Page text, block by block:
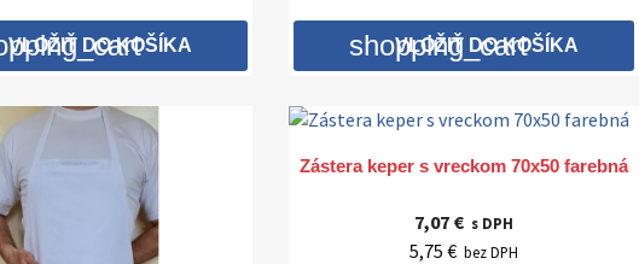
VLOŽIŤ DO KOŠÍKA shopping_cart
VLOŽIŤ DO KOŠÍKA
 Rýchly náhľad
Zástera keper s vreckom 70x50 farebná
7,07 € s DPH
5,75 € bez DPH